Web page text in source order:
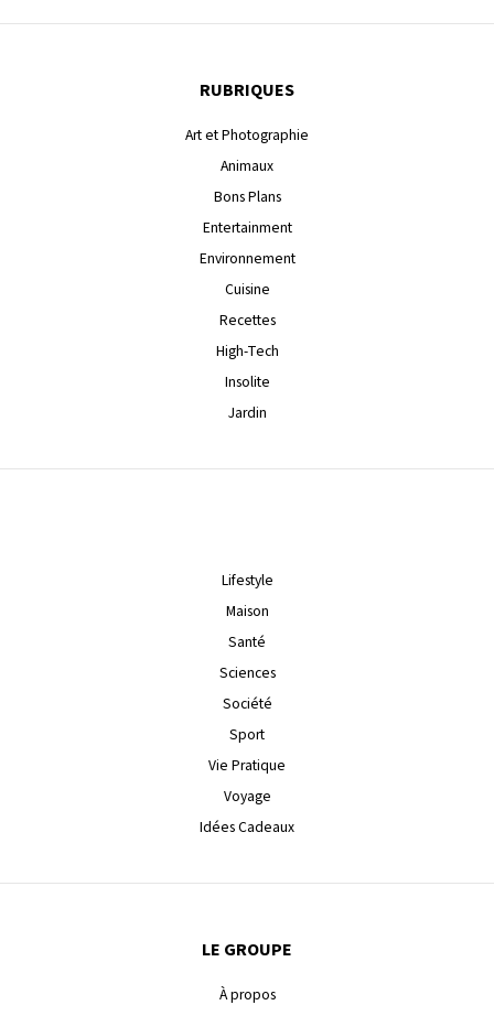
RUBRIQUES
Art et Photographie
Animaux
Bons Plans
Entertainment
Environnement
Cuisine
Recettes
High-Tech
Insolite
Jardin
Lifestyle
Maison
Santé
Sciences
Société
Sport
Vie Pratique
Voyage
Idées Cadeaux
LE GROUPE
À propos